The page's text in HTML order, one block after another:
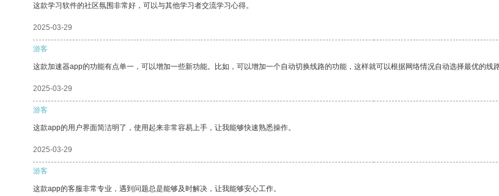
这款学习软件的社区氛围非常好，可以与其他学习者交流学习心得。
2025-03-29
游客
这款加速器app的功能有点单一，可以增加一些新功能。比如，可以增加一个自动切换线路的功能，这样就可以根据网络情况自动选择最优的线
2025-03-29
游客
这款app的用户界面简洁明了，使用起来非常容易上手，让我能够快速熟悉操作。
2025-03-29
游客
这款app的客服非常专业，遇到问题总是能够及时解决，让我能够安心工作。